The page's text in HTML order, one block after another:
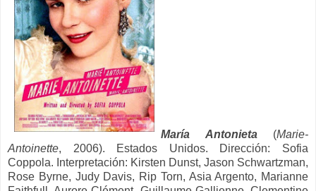
María Antonieta(Marie-
Antoinette, 2006). Estados Unidos. Dirección: Sofia
Coppola. Interpretación: Kirsten Dunst, Jason Schwartzman,
Rose Byrne, Judy Davis, Rip Torn, Asia Argento, Marianne